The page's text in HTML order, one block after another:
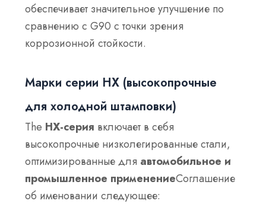
обеспечивает значительное улучшение по
сравнению с G90 с точки зрения
коррозионной стойкости.
Марки серии HX (высокопрочные
для холодной штамповки)
The HX-серия включает в себя
высокопрочные низколегированные стали,
оптимизированные для автомобильное и
промышленное применениеСоглашение
об именовании следующее: